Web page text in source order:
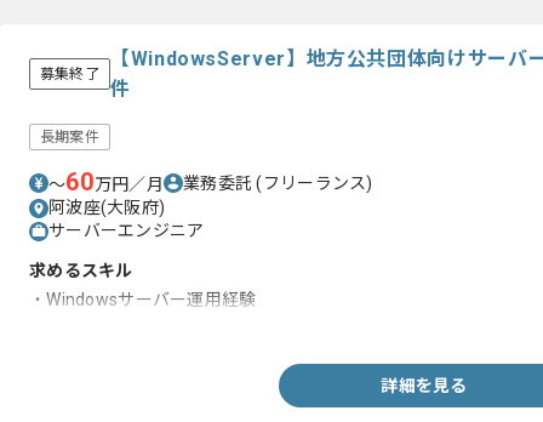
募集終了
【WindowsServer】地方公共団体向けサーバ
件
長期案件
〜60万円／月 業務委託(フリーランス)
阿波座(大阪府)
サーバーエンジニア
求めるスキル
・Windowsサーバー運用経験
詳細を見る